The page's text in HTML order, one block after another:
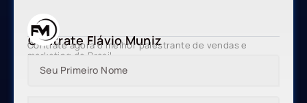
Contrate Flávio Muniz
Contrate agora o melhor palestrante de vendas e
marketing do Brasil